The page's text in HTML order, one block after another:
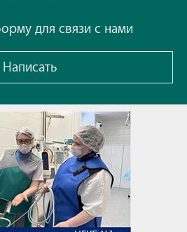
для связи с нами
Написать